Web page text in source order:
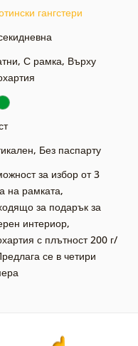
гангстери
, С рамка, Върху
, Без паспарту
за избор от 3
на рамката,
за подарък за
интериор,
с плътност 200 г/
се в четири